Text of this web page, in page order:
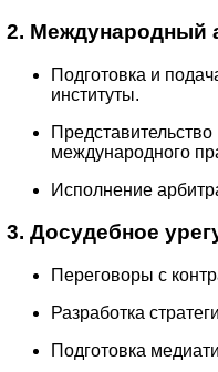
2. Международный
Подготовка и
институты.
международного
Исполнение
3. Досудебное
Переговоры с
Разработка
Подготовка